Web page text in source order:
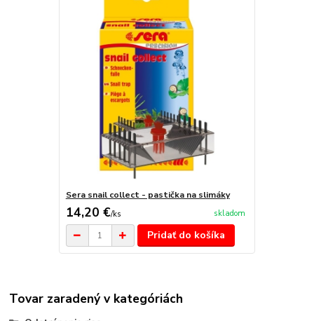
Sera snail collect - pastička na slimáky
14,20 €/ks skladom
Pridať do košíka
Tovar zaradený v kategóriách